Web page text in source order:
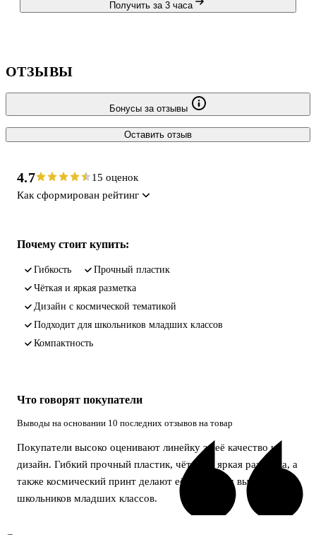
Получить за 3 часа
ОТЗЫВЫ
Бонусы за отзывы
Оставить отзыв
4.7
15 оценок
Как сформирован рейтинг
Почему стоит купить:
гибкость
прочный пластик
чёткая и яркая разметка
дизайн с космической тематикой
подходит для школьников младших классов
компактность
Что говорят покупатели
Выводы на основании 10 последних отзывов на товар
Покупатели высоко оценивают линейку за её качество и
дизайн. Гибкий прочный пластик, чёткая и яркая разметка, а
также космический принт делают её отличным выбором для
школьников младших классов.